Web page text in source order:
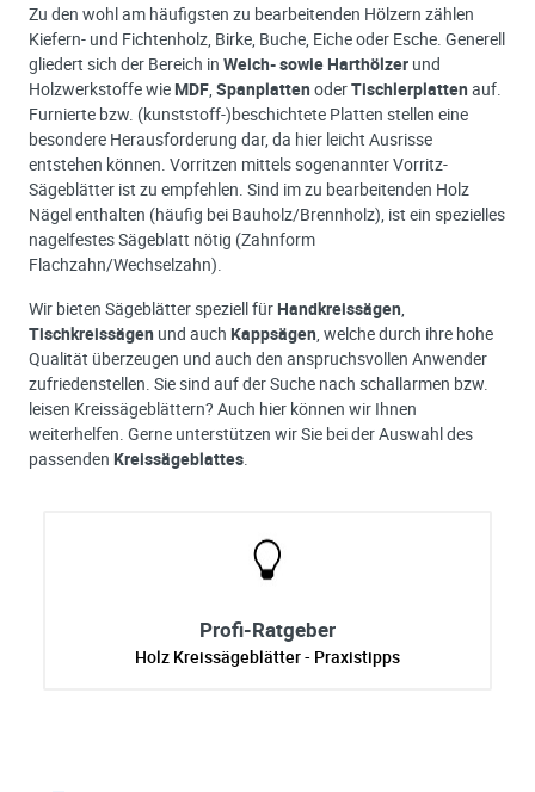
Zu den wohl am häufigsten zu bearbeitenden Hölzern zählen
Kiefern- und Fichtenholz, Birke, Buche, Eiche oder Esche. Generell
gliedert sich der Bereich in Weich- sowie Harthölzer und
Holzwerkstoffe wie MDF Spanplatten oderTischlerplatten auf.
Furnierte bzw. (kunststoff-)beschichtete Platten stellen eine
besondere Herausforderung dar, da hier leicht Ausrisse
entstehen können. Vorritzen mittels sogenannter Vorritz-
Sägeblätter ist zu empfehlen. Sind im zu bearbeitenden Holz
Nägel enthalten (häufig bei Bauholz/Brennholz), ist ein spezielles
nagelfestes Sägeblatt nötig (Zahnform
Flachzahn/Wechselzahn).
Wir bieten Sägeblätter speziell für Handkreissägen
Tischkreissägen und auch Kappsägen , welche durch ihre hohe
Qualität überzeugen und auch den anspruchsvollen Anwender
zufriedenstellen. Sie sind auf der Suche nach schallarmen bzw.
leisen Kreissägeblättern? Auch hier können wir Ihnen
weiterhelfen. Gerne unterstützen wir Sie bei der Auswahl des
passenden Kreissägeblattes
Profi-Ratgeber
Holz Kreissägeblätter - Praxistipps